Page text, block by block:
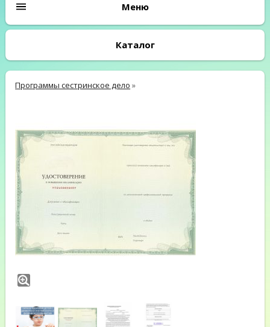
Каталог
Программы сестринское дело »